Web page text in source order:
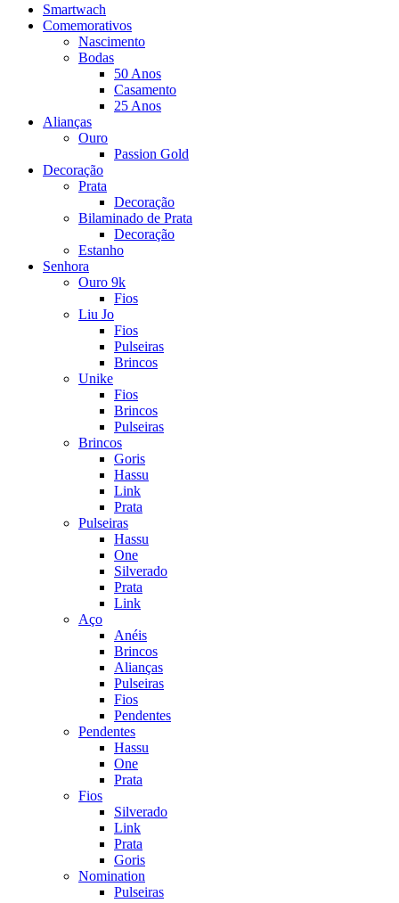
Smartwach
Comemorativos
Nascimento
Bodas
50 Anos
Casamento
25 Anos
Alianças
Ouro
Passion Gold
Decoração
Prata
Decoração
Bilaminado de Prata
Decoração
Estanho
Senhora
Ouro 9k
Fios
Liu Jo
Fios
Pulseiras
Brincos
Unike
Fios
Brincos
Pulseiras
Brincos
Goris
Hassu
Link
Prata
Pulseiras
Hassu
One
Silverado
Prata
Link
Aço
Anéis
Brincos
Alianças
Pulseiras
Fios
Pendentes
Pendentes
Hassu
One
Prata
Fios
Silverado
Link
Prata
Goris
Nomination
Pulseiras